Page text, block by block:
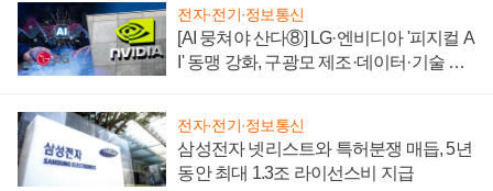
전자·전기·정보통신
[AI 뭉쳐야 산다⑧] LG·엔비디아 '피지컬 A
I' 동맹 강화, 구광모 제조·데이터·기술 결
전자·전기·정보통신
삼성전자 넷리스트와 특허분쟁 매듭, 5년
동안 최대 1.3조 라이선스비 지급